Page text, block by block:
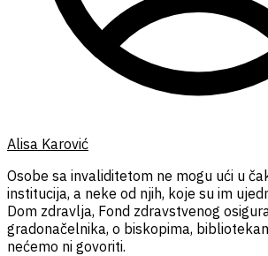
Alisa Karović
Osobe sa invaliditetom ne mogu ući u
institucija, a neke od njih, koje su im
Dom zdravlja, Fond zdravstvenog
gradonačelnika, o biskopima,
nećemo ni govoriti.